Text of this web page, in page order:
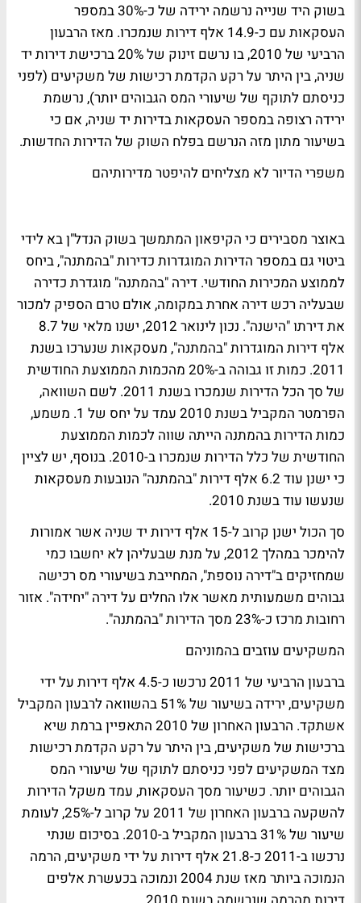
בשוק היד שנייה נרשמה ירידה של כ-30% במספר
העסקאות עם כ-14.9 אלף דירות שנמכרו. מאז הרבעון
הרביעי של 2010, בו נרשם זינוק של 20% ברכישת דירות יד
שניה, בין היתר על רקע הקדמת רכישות של משקיעים (לפני
כניסתם לתוקף של שיעורי המס הגבוהים יותר), נרשמת
ירידה רצופה במספר העסקאות בדירות יד שניה, אם כי
בשיעור מתון מזה הנרשם בפלח השוק של הדירות החדשות.
משפרי הדיור לא מצליחים להיפטר מדירותיהם
באוצר מסבירים כי הקיפאון המתמשך בשוק הנדל"ן בא לידי
ביטוי גם במספר הדירות המוגדרות כדירות "בהמתנה", ביחס
לממוצע המכירות החודשי. דירה "בהמתנה" מוגדרת כדירה
שבעליה רכש דירה אחרת במקומה, אולם טרם הספיק למכור
את דירתו "הישנה". נכון לינואר 2012, ישנו מלאי של 8.7
אלף דירות המוגדרות "בהמתנה", מעסקאות שנערכו בשנת
2011. כמות זו גבוהה ב-20% מהכמות הממוצעת החודשית
של סך הכל הדירות שנמכרו בשנת 2011. לשם השוואה,
הפרמטר המקביל בשנת 2010 עמד על יחס של 1. משמע,
כמות הדירות בהמתנה הייתה שווה לכמות הממוצעת
החודשית של כלל הדירות שנמכרו ב-2010. בנוסף, יש לציין
כי ישנן עוד 6.2 אלף דירות "בהמתנה" הנובעות מעסקאות
שנעשו עוד בשנת 2010.
סך הכול ישנן קרוב ל-15 אלף דירות יד שניה אשר אמורות
להימכר במהלך 2012, על מנת שבעליהן לא יחשבו כמי
שמחזיקים ב"דירה נוספת", המחייבת בשיעורי מס רכישה
גבוהים משמעותית מאשר אלו החלים על דירה "יחידה". אזור
רחובות מרכז כ-23% מסך הדירות "בהמתנה".
המשקיעים עוזבים בהמוניהם
ברבעון הרביעי של 2011 נרכשו כ-4.5 אלף דירות על ידי
משקיעים, ירידה בשיעור של 51% בהשוואה לרבעון המקביל
אשתקד. הרבעון האחרון של 2010 התאפיין ברמת שיא
ברכישות של משקיעים, בין היתר על רקע הקדמת רכישות
מצד המשקיעים לפני כניסתם לתוקף של שיעורי המס
הגבוהים יותר. כשיעור מסך העסקאות, עמד משקל הדירות
להשקעה ברבעון האחרון של 2011 על קרוב ל-25%, לעומת
שיעור של 31% ברבעון המקביל ב-2010. בסיכום שנתי
נרכשו ב-2011 כ-21.8 אלף דירות על ידי משקיעים, הרמה
הנמוכה ביותר מאז שנת 2004 ונמוכה בכעשרת אלפים